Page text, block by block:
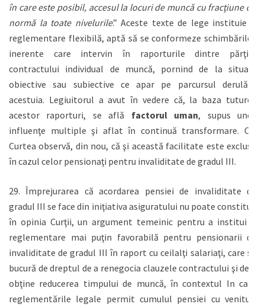
în care este posibil, accesul la locuri de muncă cu fracţiune de
normă la toate nivelurile.” Aceste texte de lege instituie o
reglementare flexibilă, aptă să se conformeze schimbărilor
inerente care intervin în raporturile dintre părţile
contractului individual de muncă, pornind de la situaţii
obiective sau subiective ce apar pe parcursul derulării
acestuia. Legiuitorul a avut în vedere că, la baza tuturor
acestor raporturi, se află factorul uman, supus unor
influenţe multiple şi aflat în continuă transformare. Or,
Curtea observă, din nou, că şi această facilitate este exclusă
în cazul celor pensionaţi pentru invaliditate de gradul III.
29. Împrejurarea că acordarea pensiei de invaliditate de
gradul III se face din iniţiativa asiguratului nu poate constitui,
în opinia Curţii, un argument temeinic pentru a institui o
reglementare mai puţin favorabilă pentru pensionarii de
invaliditate de gradul III în raport cu ceilalţi salariaţi, care se
bucură de dreptul de a renegocia clauzele contractului şi de a
obţine reducerea timpului de muncă, în contextul In care
reglementările legale permit cumulul pensiei cu venituri